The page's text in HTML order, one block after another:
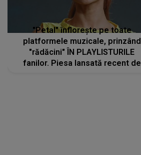
"Petal" înflorește pe toate
platformele muzicale, prinzând
"rădăcini" ÎN PLAYLISTURILE
fanilor. Piesa lansată recent de